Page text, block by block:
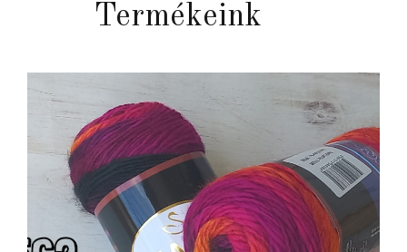
Termékeink